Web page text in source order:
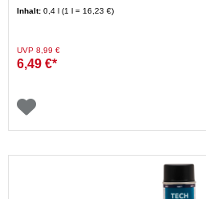
Inhalt: 0,4 l (1 l = 16,23 €)
Preis reduziert von
UVP 8,99 €auf
6,49 €*